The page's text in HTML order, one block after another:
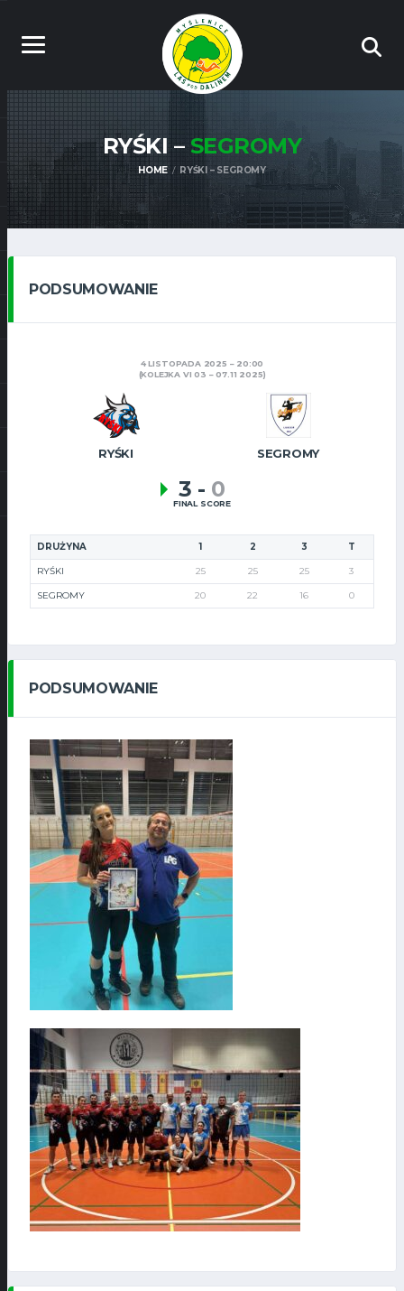
RYŚKI –SEGROMY
HOME RYŚKI – SEGROMY
PODSUMOWANIE
4 LISTOPADA 2025
20:00
(KOLEJKA VI 03 – 07.11 2025)
RYŚKI SEGROMY
3 - 0
FINAL SCORE
DRUŻYNA 1 2 3 T
RYŚKI 25 25 25 3
SEGROMY 20 22 16 0
PODSUMOWANIE